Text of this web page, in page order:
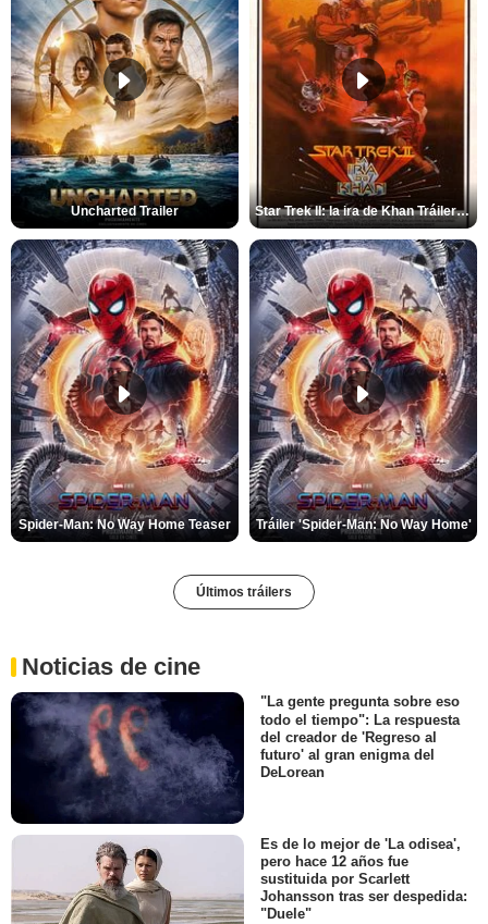
Uncharted Trailer Star Trek II: la ira de Khan Tráiler VO
Spider-Man: No Way Home Teaser Tráiler 'Spider-Man: No Way Home'
Últimos tráilers
Noticias de cine
"La gente pregunta sobre eso
todo el tiempo": La respuesta
del creador de 'Regreso al
futuro' al gran enigma del
DeLorean
Es de lo mejor de 'La odisea',
pero hace 12 años fue
sustituida por Scarlett
Johansson tras ser despedida:
"Duele"